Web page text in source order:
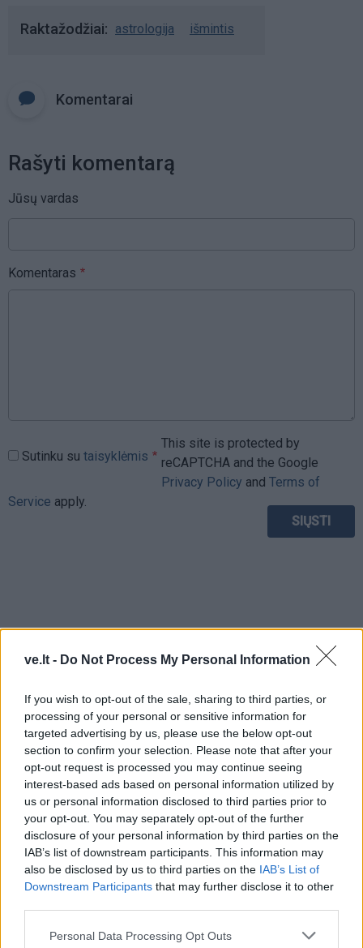
ve.lt - Do Not Process My Personal Information
If you wish to opt-out of the sale, sharing to third parties, or
processing of your personal or sensitive information for
targeted advertising by us, please use the below opt-out
section to confirm your selection. Please note that after your
opt-out request is processed you may continue seeing
interest-based ads based on personal information utilized by
us or personal information disclosed to third parties prior to
your opt-out. You may separately opt-out of the further
disclosure of your personal information by third parties on the
IAB’s list of downstream participants. This information may
also be disclosed by us to third parties on the IAB’s List of
Downstream Participants that may further disclose it to other
Personal Data Processing Opt Outs
Raktažodžiai astrologija išmintis
Komentarai
Rašyti komentarą
Jūsų vardas
Komentaras
Sutinku su taisyklėmis
This site is protected by
reCAPTCHA and the Google
Privacy Policy and Terms of
Service apply.
TAIP PAT SKAITYKITE
Laisvalaikis Laisvalaikis